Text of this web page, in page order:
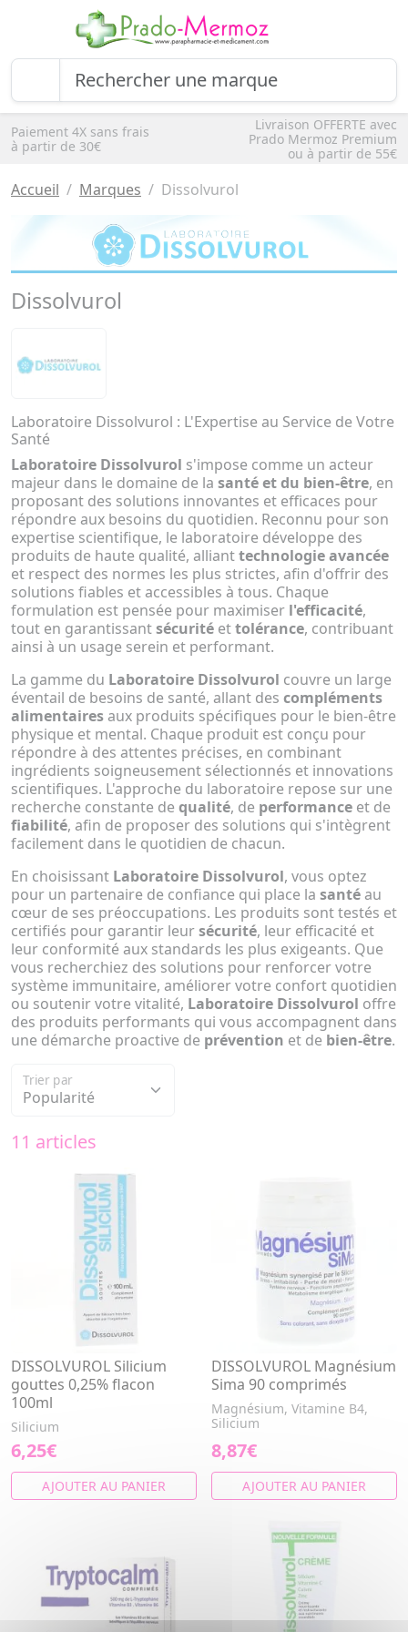
Paiement 4X sans frais
à partir de 30€
Livraison OFFERTE avec
Prado Mermoz Premium
ou à partir de 55€
Accueil Marques Dissolvurol
Dissolvurol
Laboratoire Dissolvurol : L'Expertise au Service de Votre
Santé
Laboratoire Dissolvurol s'impose comme un acteur
majeur dans le domaine de la santé et du bien-être, en
proposant des solutions innovantes et efficaces pour
répondre aux besoins du quotidien. Reconnu pour son
expertise scientifique, le laboratoire développe des
produits de haute qualité, allianttechnologie avancée
et respect des normes les plus strictes, afin d'offrir des
solutions fiables et accessibles à tous. Chaque
formulation est pensée pour maximiser l'efficacité,
tout en garantissantsécurité ettolérance, contribuant
ainsi à un usage serein et performant.
La gamme du Laboratoire Dissolvurol couvre un large
éventail de besoins de santé, allant des compléments
alimentaires aux produits spécifiques pour le bien-être
physique et mental. Chaque produit est conçu pour
répondre à des attentes précises, en combinant
ingrédients soigneusement sélectionnés et innovations
scientifiques. L'approche du laboratoire repose sur une
recherche constante de qualité, de performance et de
fiabilité, afin de proposer des solutions qui s'intègrent
facilement dans le quotidien de chacun.
En choisissant Laboratoire Dissolvurol, vous optez
pour un partenaire de confiance qui place la santé au
cœur de ses préoccupations. Les produits sont testés et
certifiés pour garantir leursécurité, leur efficacité et
leur conformité aux standards les plus exigeants. Que
vous recherchiez des solutions pour renforcer votre
système immunitaire, améliorer votre confort quotidien
ou soutenir votre vitalité, Laboratoire Dissolvurol offre
des produits performants qui vous accompagnent dans
une démarche proactive de prévention et de bien-être.
Trier par
11 articles
DISSOLVUROL Silicium
gouttes 0,25% flacon
100ml
Silicium
6,25€
AJOUTER AU PANIER
DISSOLVUROL Magnésium
Sima 90 comprimés
Magnésium, Vitamine B4,
Silicium
8,87€
AJOUTER AU PANIER